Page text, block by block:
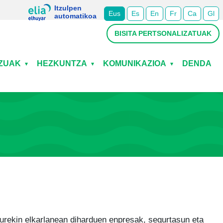
Itzulpen
automatikoa
Eus Es En Fr Ca Gl
BISITA PERTSONALIZATUAK
HEZKUNTZA KOMUNIKAZIOA DENDA
elkarlanean diharduen enpresak, segurtasun eta